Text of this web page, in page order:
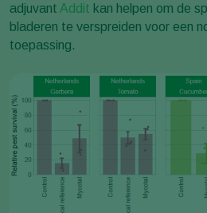
adjuvant Addit kan helpen om de
bladeren te verspreiden voor een
toepassing.